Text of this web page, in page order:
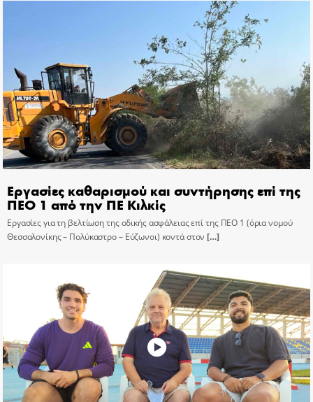
Εργασίες καθαρισμού και συντήρησης επί της
ΠΕΟ 1 από την ΠΕ Κιλκίς
Εργασίες για τη βελτίωση της οδικής ασφάλειας επί της ΠΕΟ 1 (όρια νομού
Θεσσαλονίκης – Πολύκαστρο – Εύζωνοι) κοντά στον […]